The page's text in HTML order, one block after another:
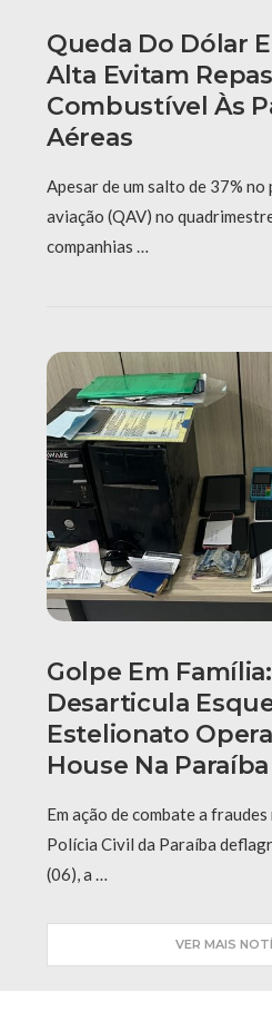
Queda Do Dólar
Alta Evitam
Combustível Às
Aéreas
Apesar de um salto de 37%
aviação (QAV) no
companhias …
Golpe Em
Desarticula
Estelionato
House Na Paraíba
Em ação de combate a
Polícia Civil da Paraíba
(06), a …
VER MAIS